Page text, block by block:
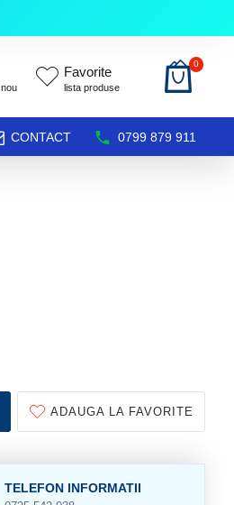
Favorite
lista produse
0
CONTACT 0799 879 911
ADAUGA LA FAVORITE
TELEFON INFORMATII